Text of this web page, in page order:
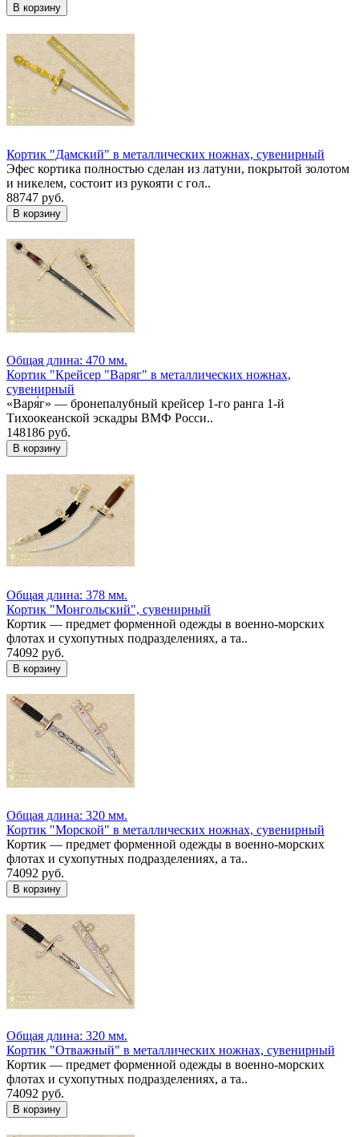
Кортик "Дамский" в металлических ножнах, сувенирный
Эфес кортика полностью сделан из латуни, покрытой золотом
и никелем, состоит из рукояти с гол..
88747 руб.
Общая длина: 470 мм.
Кортик "Крейсер "Варяг" в металлических ножнах,
сувенирный
«Варя́г» — бронепалубный крейсер 1-го ранга 1-й
Тихоокеанской эскадры ВМФ Росси..
148186 руб.
Общая длина: 378 мм.
Кортик "Монгольский", сувенирный
Кортик — предмет форменной одежды в военно-морских
флотах и сухопутных подразделениях, а та..
74092 руб.
Общая длина: 320 мм.
Кортик "Морской" в металлических ножнах, сувенирный
Кортик — предмет форменной одежды в военно-морских
флотах и сухопутных подразделениях, а та..
74092 руб.
Общая длина: 320 мм.
Кортик "Отважный" в металлических ножнах, сувенирный
Кортик — предмет форменной одежды в военно-морских
флотах и сухопутных подразделениях, а та..
74092 руб.